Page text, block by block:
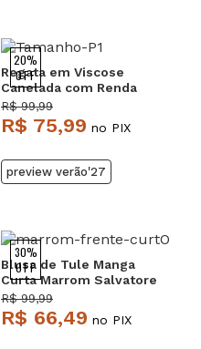
20%
OFF
Regata em Viscose
Canelada com Renda
Amarela Salvatore
R$ 99,99
R$ 75,99 no PIX
preview verão'27
30%
OFF
Blusa de Tule Manga
Curta Marrom Salvatore
R$ 99,99
R$ 66,49 no PIX